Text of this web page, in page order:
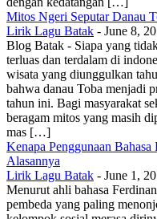
Mitos Ngeri Seputar Danau
Lirik Lagu Batak - June 8,
Blog Batak - Siapa yang
terluas dan terdalam di
wisata yang diunggulkan
bahwa danau Toba menjadi
tahun ini. Bagi masyarakat
beragam mitos yang masih
mas […]
Kenapa Penggunaan
Alasannya
Lirik Lagu Batak - June 1,
Menurut ahli bahasa
pembeda yang paling